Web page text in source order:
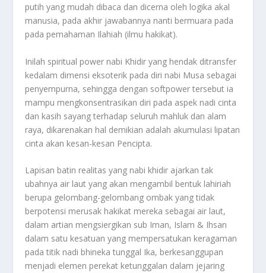
putih yang mudah dibaca dan dicerna oleh logika akal
manusia, pada akhir jawabannya nanti bermuara pada
pada pemahaman Ilahiah (ilmu hakikat).
Inilah spiritual power nabi Khidir yang hendak ditransfer
kedalam dimensi eksoterik pada diri nabi Musa sebagai
penyempurna, sehingga dengan softpower tersebut ia
mampu mengkonsentrasikan diri pada aspek nadi cinta
dan kasih sayang terhadap seluruh mahluk dan alam
raya, dikarenakan hal demikian adalah akumulasi lipatan
cinta akan kesan-kesan Pencipta.
Lapisan batin realitas yang nabi khidir ajarkan tak
ubahnya air laut yang akan mengambil bentuk lahiriah
berupa gelombang-gelombang ombak yang tidak
berpotensi merusak hakikat mereka sebagai air laut,
dalam artian mengsiergikan sub Iman, Islam & Ihsan
dalam satu kesatuan yang mempersatukan keragaman
pada titik nadi bhineka tunggal Ika, berkesanggupan
menjadi elemen perekat ketunggalan dalam jejaring